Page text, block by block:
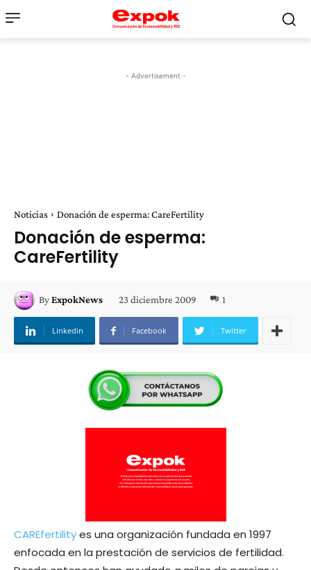
- Advertisement -
Noticias Donación de esperma: CareFertility
Donación de esperma:
CareFertility
ByExpokNews 23 diciembre 2009 1
Linkedin Facebook Twitter
CAREfertilityes una organización fundada en 1997
enfocada en la prestación de servicios de fertilidad.